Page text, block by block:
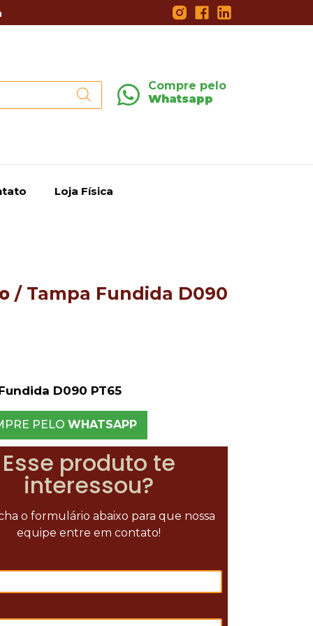
Compre pelo
Whatsapp
Loja Física
/ Tampa Fundida D090
D090 PT65
PELO WHATSAPP
Esse produto te
interessou?
o formulário abaixo para que nossa
equipe entre em contato!